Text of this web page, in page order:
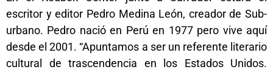
escritor y editor Pedro Medina León, creador de Sub-
urbano. Pedro nació en Perú en 1977 pero vive aquí
desde el 2001. “Apuntamos a ser un referente literario
cultural de trascendencia en los Estados Unidos.